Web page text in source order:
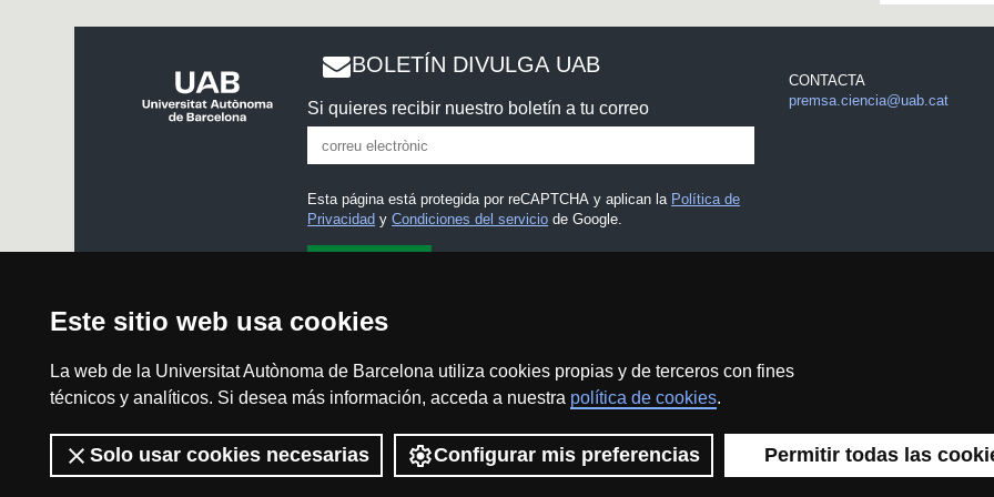
Este sitio web usa cookies
La web de la Universitat Autònoma de Barcelona utiliza cookies propias y de terceros con fines
técnicos y analíticos. Si desea más información, acceda a nuestra política de cookies.
Solo usar cookies necesarias Configurar mis preferencias Permitir todas las
BOLETÍN DIVULGA UAB
Si quieres recibir nuestro boletín a tu correo
Esta página está protegida por reCAPTCHA y aplican la Política de
Privacidad yCondiciones del servicio de Google.
He leído y acepto el
CONTACTA
premsa.ciencia@uab.cat
Aviso legal Protección de datos Sobre el web
2026 Divulga UAB - Commons Reconocimiento - No Comercial (CC BY NC) -